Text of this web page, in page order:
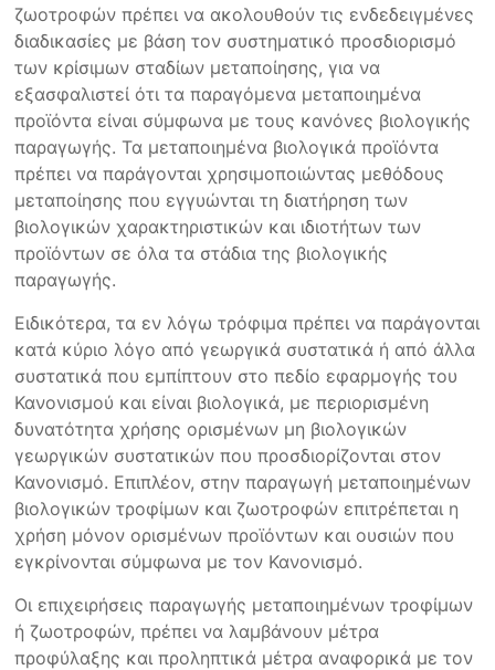
ζωοτροφών πρέπει να ακολουθούν τις ενδεδειγμένες
διαδικασίες με βάση τον συστηματικό προσδιορισμό
των κρίσιμων σταδίων μεταποίησης, για να
εξασφαλιστεί ότι τα παραγόμενα μεταποιημένα
προϊόντα είναι σύμφωνα με τους κανόνες βιολογικής
παραγωγής. Τα μεταποιημένα βιολογικά προϊόντα
πρέπει να παράγονται χρησιμοποιώντας μεθόδους
μεταποίησης που εγγυώνται τη διατήρηση των
βιολογικών χαρακτηριστικών και ιδιοτήτων των
προϊόντων σε όλα τα στάδια της βιολογικής
παραγωγής.
Ειδικότερα, τα εν λόγω τρόφιμα πρέπει να παράγονται
κατά κύριο λόγο από γεωργικά συστατικά ή από άλλα
συστατικά που εμπίπτουν στο πεδίο εφαρμογής του
Κανονισμού και είναι βιολογικά, με περιορισμένη
δυνατότητα χρήσης ορισμένων μη βιολογικών
γεωργικών συστατικών που προσδιορίζονται στον
Κανονισμό. Επιπλέον, στην παραγωγή μεταποιημένων
βιολογικών τροφίμων και ζωοτροφών επιτρέπεται η
χρήση μόνον ορισμένων προϊόντων και ουσιών που
εγκρίνονται σύμφωνα με τον Κανονισμό.
Οι επιχειρήσεις παραγωγής μεταποιημένων τροφίμων
ή ζωοτροφών, πρέπει να λαμβάνουν μέτρα
προφύλαξης και προληπτικά μέτρα αναφορικά με τον